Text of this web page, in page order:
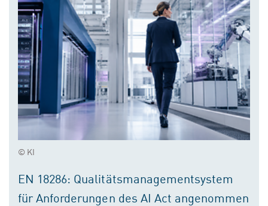
© KI
EN 18286: Qualitätsmanagementsystem
für Anforderungen des AI Act angenommen